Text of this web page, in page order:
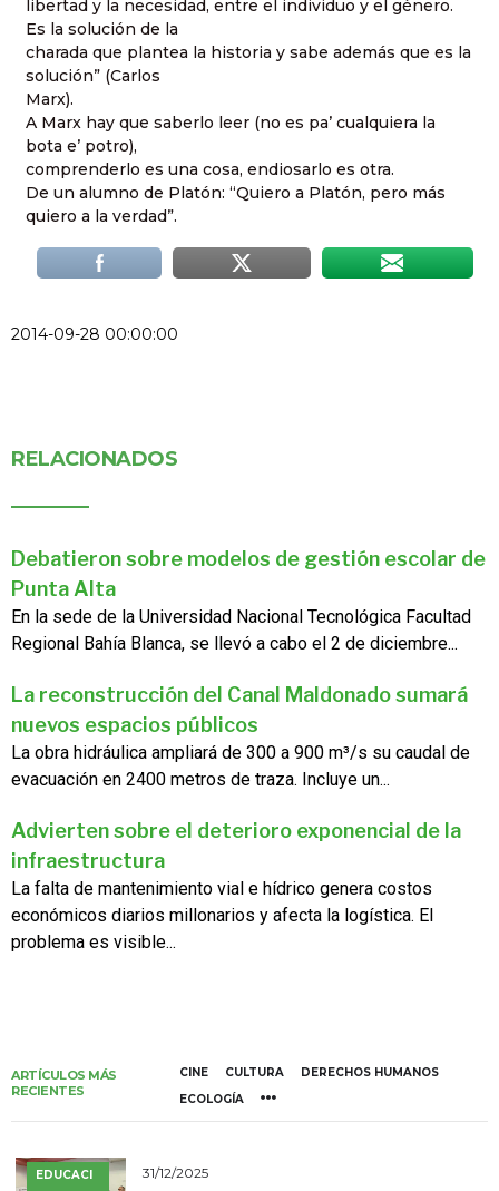
libertad y la necesidad, entre el individuo y el género.
Es la solución de la
charada que plantea la historia y sabe además que es la
solución” (Carlos
Marx).
A Marx hay que saberlo leer (no es pa’ cualquiera la
bota e’ potro),
comprenderlo es una cosa, endiosarlo es otra.
De un alumno de Platón: “Quiero a Platón, pero más
quiero a la verdad”.
2014-09-28 00:00:00
RELACIONADOS
Debatieron sobre modelos de gestión escolar de
Punta Alta
En la sede de la Universidad Nacional Tecnológica Facultad
Regional Bahía Blanca, se llevó a cabo el 2 de diciembre...
La reconstrucción del Canal Maldonado sumará
nuevos espacios públicos
La obra hidráulica ampliará de 300 a 900 m³/s su caudal de
evacuación en 2400 metros de traza. Incluye un...
Advierten sobre el deterioro exponencial de la
infraestructura
La falta de mantenimiento vial e hídrico genera costos
económicos diarios millonarios y afecta la logística. El
problema es visible...
ARTÍCULOS MÁS
RECIENTES
CINE CULTURA
DERECHOS HUMANOS
ECOLOGÍA
EDUCACI
31/12/2025